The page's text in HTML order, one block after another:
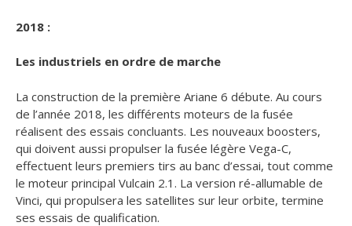
2018 :
Les industriels en ordre de marche
La construction de la première Ariane 6 débute. Au cours
de l’année 2018, les différents moteurs de la fusée
réalisent des essais concluants. Les nouveaux boosters,
qui doivent aussi propulser la fusée légère Vega-C,
effectuent leurs premiers tirs au banc d’essai, tout comme
le moteur principal Vulcain 2.1. La version ré-allumable de
Vinci, qui propulsera les satellites sur leur orbite, termine
ses essais de qualification.